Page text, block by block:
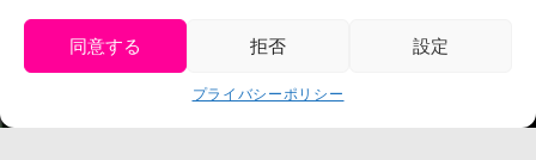
同意する 拒否 設定
プライバシーポリシー
プレスリリース